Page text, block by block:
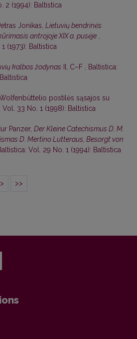
2 (1994): Baltistica
Jonikas, Lietuvių bendrinės
antrojoje XIX a. pusėje
(1973): Baltistica
kalbos žodynas II, C–F
Baltistica:
postilės sąsajos su
Vol. 33 No. 1 (1998): Baltistica
Panzer, Der Kleine Catechismus D. M.
D. Mertino Lutteraus, Besorgt von
Vol. 29 No. 1 (1994): Baltistica
> >>